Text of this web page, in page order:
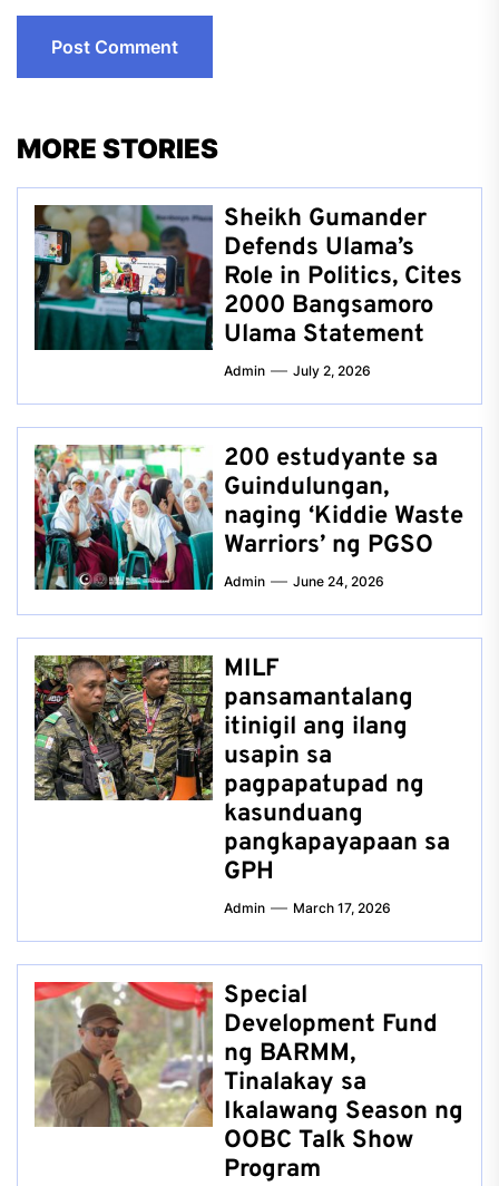
MORE STORIES
Sheikh Gumander
Defends Ulama’s
Role in Politics, Cites
2000 Bangsamoro
Ulama Statement
Admin July 2, 2026
200 estudyante sa
Guindulungan,
naging ‘Kiddie Waste
Warriors’ ng PGSO
Admin June 24, 2026
MILF
pansamantalang
itinigil ang ilang
usapin sa
pagpapatupad ng
kasunduang
pangkapayapaan sa
GPH
Admin March 17, 2026
Special
Development Fund
ng BARMM,
Tinalakay sa
Ikalawang Season ng
OOBC Talk Show
Program